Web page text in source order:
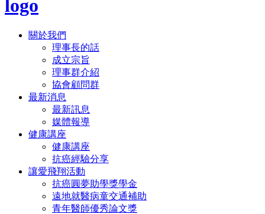
關於我們
理事長的話
成立宗旨
理事群介紹
協會顧問群
最新消息
最新訊息
媒體報導
健康講座
健康講座
抗癌經驗分享
讓愛飛翔活動
抗癌圓夢助學獎學金
遠地就醫病童交通補助
青年醫師優秀論文獎